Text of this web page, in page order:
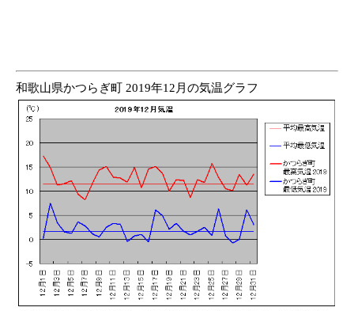
和歌山県かつらぎ町 2019年12月の気温グラフ